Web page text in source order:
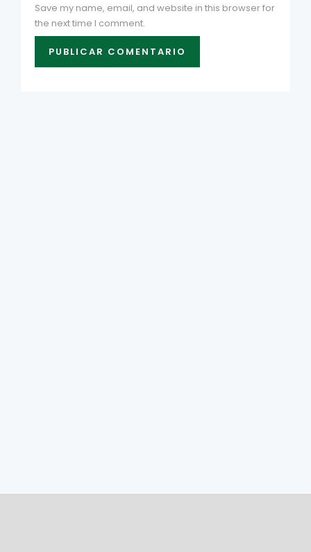
Save my name, email, and website in this browser for
the next time I comment.